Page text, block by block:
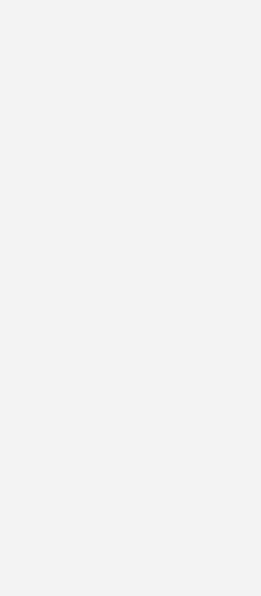
kommen Kampfmitteltaucher
gibt es verschiedene
werden? Muss am Fundort
es unter Umständen liegen lassen?
kann auch eine andere Strecke
gesprengt werden – 2016 allein
Mate, 95 Kilometer vor Borkum,
eine Grundmine und zwei
Baustelle entdeckten Experten
Planungsfläche verlief.
vorhanden ist, müssen wir
Arbeiten sind teuer. Mit drei
man bei einem mittelgroßen
vor allem der Preis einer
ist der Kostendruck für
mit dem Meeresboden
der Kabel, der Hubvorgänge bei
Fundamentinstallationen. Der
das für unklug. „In dem Windpark